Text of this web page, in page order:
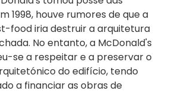
1998, houve rumores de que a
food iria destruir a arquitetura
No entanto, a McDonald's
se a respeitar e a preservar o
do edifício, tendo
a financiar as obras de